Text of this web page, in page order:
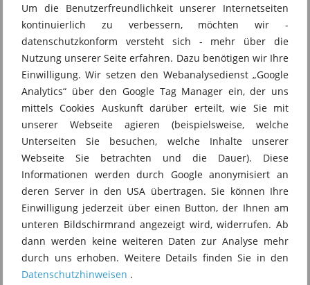
Um die Benutzerfreundlichkeit unserer Internetseiten
kontinuierlich zu verbessern, möchten wir -
datenschutzkonform versteht sich - mehr über die
Nutzung unserer Seite erfahren. Dazu benötigen wir Ihre
Einwilligung. Wir setzen den Webanalysedienst „Google
Analytics“ über den Google Tag Manager ein, der uns
mittels Cookies Auskunft darüber erteilt, wie Sie mit
unserer Webseite agieren (beispielsweise, welche
Unterseiten Sie besuchen, welche Inhalte unserer
Webseite Sie betrachten und die Dauer). Diese
Informationen werden durch Google anonymisiert an
deren Server in den USA übertragen. Sie können Ihre
Einwilligung jederzeit über einen Button, der Ihnen am
unteren Bildschirmrand angezeigt wird, widerrufen. Ab
dann werden keine weiteren Daten zur Analyse mehr
durch uns erhoben. Weitere Details finden Sie in den
Datenschutzhinweisen .
konkreten Daten der Nutzerinnen
und Nutzer für das KI-Training überhaupt verwendet
werden sollen.
Auch die genauen Ziele des Trainings sind nicht
benannt und wer am Ende Zugriff
auf die Daten haben wird, sind ihrer Ansicht nach
auch noch offen.
Also eine ganze Reihe eigentlich an fehlenden
Informationen,
die man vielleicht doch erwarten würde in dem
Zusammenhang.
Laut einem Bericht von Heise plane Ebay
Nutzerdaten für KI-gestützte Angebotserstellung,
KI-generierte Zusammenfassung von
Produktretensionen und Chatantworten in Echtzeit
verwenden zu wollen.
Und die Datenschutzbehörde steht wohl auch schon